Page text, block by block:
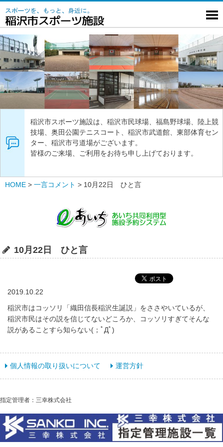
稲沢市スポーツ施設は、稲沢市民球場、福島野球場、陸上競
技場、奥田公園テニスコート、稲沢市武道館、東部体育セン
ター、稲沢市弓道場がございます。
皆様のご来場、ご利用をお待ち申し上げております。
HOME > 一言コメント > 10月22日 ひと言
10月22日 ひと言
2019.10.22
稲沢市はコッソリ「織田信長稲沢生誕説」をささやいているが、
稲沢市民はその説を信じてないどころか、コッソリすぎてそんな
説があることすら知らない(；ﾟДﾟ)
個人情報の取り扱いについて 運営方針
指定管理者：三幸株式会社